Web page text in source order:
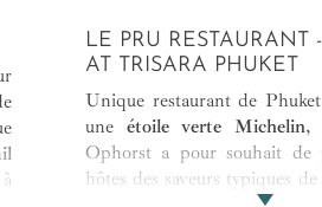
LE PRU RESTAURANT
AT TRISARA PHUKET
Unique restaurant de
une étoile verte Michelin,
Ophorst a pour souhait de
hôtes des saveurs typiques